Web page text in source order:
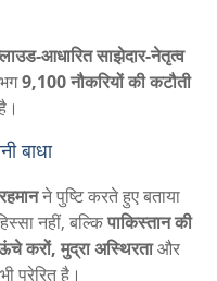
आधारित साझेदार-नेतृत्व
9,100 नौकरियों की कटौती
बाधा
ने पुष्टि करते हुए बताया
नहीं, बल्किपाकिस्तान की
करों, मुद्रा अस्थिरताऔर
प्रेरित है।